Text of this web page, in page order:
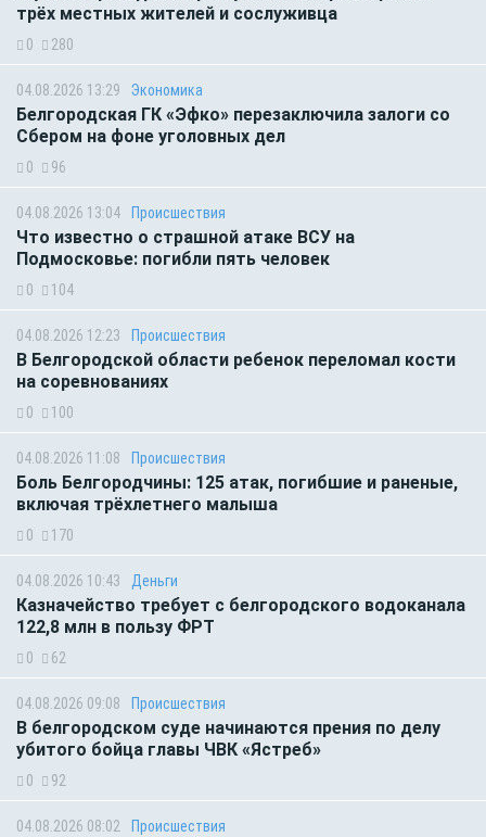
трёх местных жителей и сослуживца
0 280
04.08.2026 13:29 Экономика
Белгородская ГК «Эфко» перезаключила залоги со
Сбером на фоне уголовных дел
0 96
04.08.2026 13:04 Происшествия
Что известно о страшной атаке ВСУ на
Подмосковье: погибли пять человек
0 104
04.08.2026 12:23 Происшествия
В Белгородской области ребенок переломал кости
на соревнованиях
0 100
04.08.2026 11:08 Происшествия
Боль Белгородчины: 125 атак, погибшие и раненые,
включая трёхлетнего малыша
0 170
04.08.2026 10:43 Деньги
Казначейство требует с белгородского водоканала
122,8 млн в пользу ФРТ
0 62
04.08.2026 09:08 Происшествия
В белгородском суде начинаются прения по делу
убитого бойца главы ЧВК «Ястреб»
0 92
04.08.2026 08:02 Происшествия